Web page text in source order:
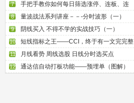
7 手把手教你如何每日筛选涨停、连板、连
8 量波战法系列讲座－－-分时波形（一）
9 阴线买入 不得不学的实战技巧（一）
10 短线指标之王——CCI，终于有一文完完整
11 月线看势 周线选股 日线分时选买点
12 通达信自动打板功能——预埋单（图解）